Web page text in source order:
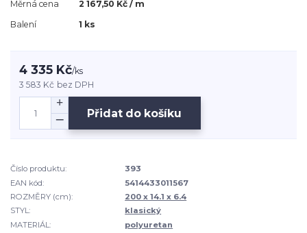
Měrná cena
2 167,50 Kč / m
Balení
1 ks
4 335 Kč/ks
3 583 Kč bez DPH
Přidat do košíku
Číslo produktu:
393
EAN kód:
5414433011567
ROZMĚRY (cm):
200 x 14.1 x 6.4
STYL:
klasický
MATERIÁL:
polyuretan